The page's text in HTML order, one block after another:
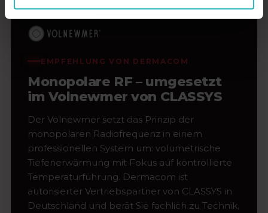
EMPFEHLUNG VON DERMACOM
Monopolare RF – umgesetzt
im Volnewmer von CLASSYS
Der Volnewmer setzt das Prinzip der
monopolaren Radiofrequenz in einem
professionellen System um: volumetrische
Tiefenerwärmung mit Fokus auf kontrollierte
Temperaturführung. Dermacom ist
autorisierter Vertriebspartner von CLASSYS in
Deutschland und berät Sie fachlich zu Technik,